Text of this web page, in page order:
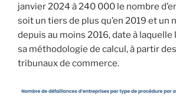
janvier 2024 à 240 000 le nombre
soit un tiers de plus qu’en 2019 et un
depuis au moins 2016, date à laquelle
sa méthodologie de calcul, à partir
tribunaux de commerce.